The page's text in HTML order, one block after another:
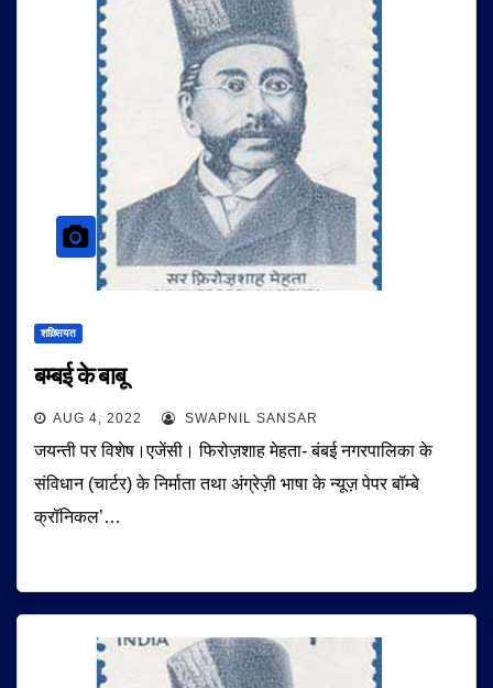
शख़्सियत
बम्बई के बाबू
AUG 4, 2022 SWAPNIL SANSAR
जयन्ती पर विशेष।एजेंसी। फिरोज़शाह मेहता- बंबई नगरपालिका के
संविधान (चार्टर) के निर्माता तथा अंग्रेज़ी भाषा के न्यूज़ पेपर बॉम्बे
क्रॉनिकल’…